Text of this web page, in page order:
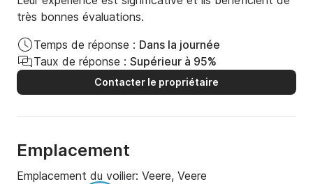
très bonnes évaluations.
Temps de réponse : Dans la journée
Taux de réponse : Supérieur à 95%
Contacter le propriétaire
Emplacement
Emplacement du voilier: Veere, Veere